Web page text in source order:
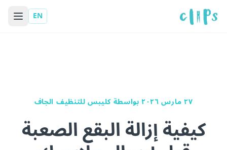
EN
٢٧ مارس ٢٠٢٦ بواسطة كليبس للتنظيف الجاف
كيفية إزالة البقع الصعبة